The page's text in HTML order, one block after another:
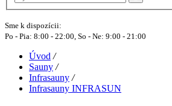
Sme k dispozícii:
Po - Pia: 8:00 - 22:00, So - Ne: 9:00 - 21:00
Úvod /
Sauny /
Infrasauny /
Infrasauny INFRASUN